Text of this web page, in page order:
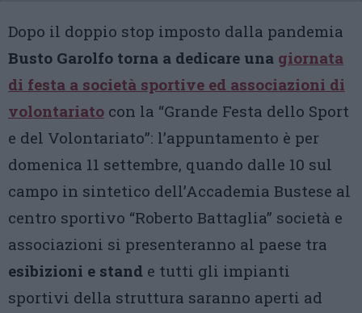
Dopo il doppio stop imposto dalla pandemia
Busto Garolfo torna a dedicare una giornata
di festa a società sportive ed associazioni di
volontariato con la “Grande Festa dello Sport
e del Volontariato”: l’appuntamento è per
domenica 11 settembre, quando dalle 10 sul
campo in sintetico dell’Accademia Bustese al
centro sportivo “Roberto Battaglia” società e
associazioni si presenteranno al paese tra
esibizioni e stand e tutti gli impianti
sportivi della struttura saranno aperti ad